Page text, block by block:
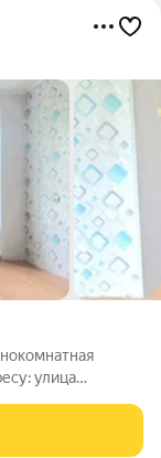
улица